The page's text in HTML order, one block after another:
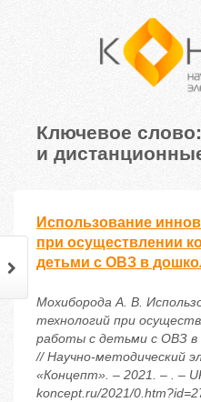
Ключевое
и
Использование
при осуществлении
детьми с ОВЗ в
Мохиборода А. В.
технологий при
работы с детьми с ОВЗ в
// Научно-методический
«Концепт». – 2021. – . –
koncept.ru/2021/